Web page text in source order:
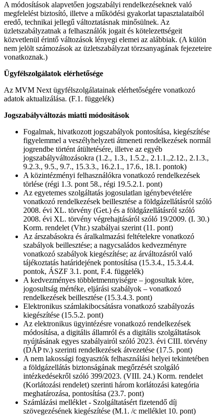
A módosítások alapvetően jogszabályi rendelkezéseknek való
megfelelést biztosító, illetve a működési gyakorlat tapasztalataiból
eredő, technikai jellegű változtatásnak minősülnek. Az
üzletszabályzatnak a felhasználók jogait és kötelezettségeit
közvetlenül érintő változások lényegi elemei az alábbiak. (A külön
nem jelölt számozások az üzletszabályzat törzsanyagának fejezeteire
vonatkoznak.)
Ügyfélszolgálatok elérhetősége
Az MVM Next ügyfélszolgálatainak elérhetőségére vonatkozó
adatok aktualizálása. (F.1. függelék)
Jogszabályváltozás miatti módosítások
Fogalmak, hivatkozott jogszabályok pontosítása, kiegészítése
figyelemmel a veszélyhelyzeti átmeneti rendelkezések normál
jogrendbe történt átültetésére, illetve az egyéb
jogszabályváltozásokra (1.2., 1.3., 1.5.2., 2.1.1.,2.12., 2.1.3.,
9.2.3., 9.5., 9.7., 15.3.3., 16.2.1., 17.6., 18.1. pontok)
A közintézményi felhasználókra vonatkozó rendelkezések
törlése (régi 1.3. pont 58., régi 19.5.2.1. pont)
Az egyetemes szolgáltatás jogosulatlan igénybevételére
vonatkozó rendelkezések beillesztése a földgázellátásról szóló
2008. évi XL. törvény (Get.) és a földgázellátásról szóló
2008. évi XL. törvény végrehajtásáról szóló 19/2009. (I. 30.)
Korm. rendelet (Vhr.) szabályai szerint (11. pont)
Az árszabásokra és áralkalmazási feltételekre vonatkozó
szabályok beillesztése; a nagycsaládos kedvezményre
vonatkozó szabályok kiegészítése; az árváltozásról való
tájékoztatás határidejének pontosítása (15.3.4., 15.3.4.4.
pontok, ÁSZF 3.1. pont, F.4. függelék)
A kedvezményes többletmennyiségre – jogosultak köre,
jogosultság mértéke, eljárási szabályok – vonatkozó
rendelkezések beillesztése (15.3.4.3. pont)
Elektronikus számlakibocsátásra vonatkozó szabályozás
kiegészítése (15.5.2. pont)
Az elektronikus ügyintézésre vonatkozó rendelkezések
módosítása, a digitális államról és a digitális szolgáltatások
nyújtásának egyes szabályairól szóló 2023. évi CIII. törvény
(DÁP tv.) szerinti rendelkezések átvezetése (17.5. pont)
A nem lakossági fogyasztók felhasználási helyei tekintetében
a földgázellátás biztonságának megőrzését szolgáló
intézkedésekről szóló 399/2023. (VIII. 24.) Korm. rendelet
(Korlátozási rendelet) szerinti három korlátozási kategória
meghatározása, pontosítása (23.7. pont)
Számlázási melléklet - Szolgáltatásért fizetendő díj
szövegezésének kiegészítése (M.1. /c melléklet 10. pont)